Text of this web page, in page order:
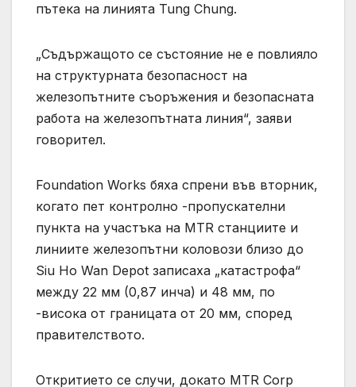
пътека на линията Tung Chung.
„Съдържащото се състояние не е повлияло
на структурната безопасност на
железопътните съоръжения и безопасната
работа на железопътната линия“, заяви
говорител.
Foundation Works бяха спрени във вторник,
когато пет контролно -пропускателни
пункта на участъка на MTR станциите и
линиите железопътни коловози близо до
Siu Ho Wan Depot записаха „катастрофа“
между 22 мм (0,87 инча) и 48 мм, по
-висока от границата от 20 мм, според
правителството.
Откритието се случи, докато MTR Corp